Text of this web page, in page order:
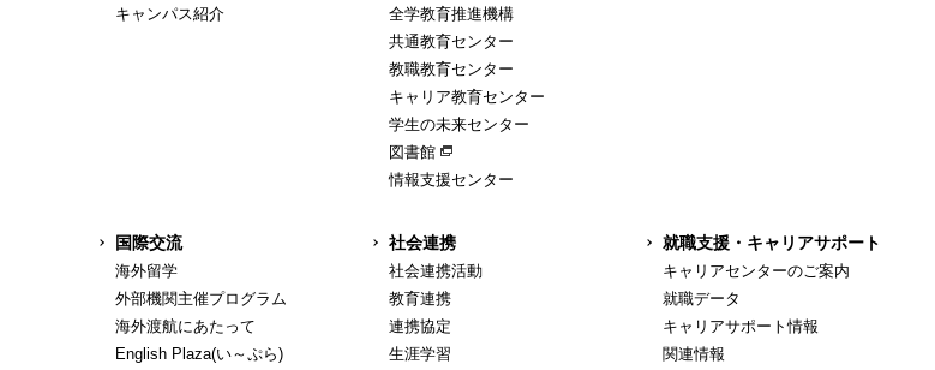
キャンパス紹介
全学教育推進機構
共通教育センター
教職教育センター
キャリア教育センター
学生の未来センター
図書館
情報支援センター
国際交流
海外留学
外部機関主催プログラム
海外渡航にあたって
English Plaza(い～ぷら)
社会連携
社会連携活動
教育連携
連携協定
生涯学習
就職支援・キャリアサポート
キャリアセンターのご案内
就職データ
キャリアサポート情報
関連情報